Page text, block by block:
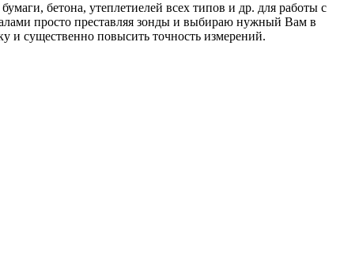
бетона, утеплетиелей всех типов и др. для работы с
просто преставляя зонды и выбираю нужный Вам в
и существенно повысить точность измерений.